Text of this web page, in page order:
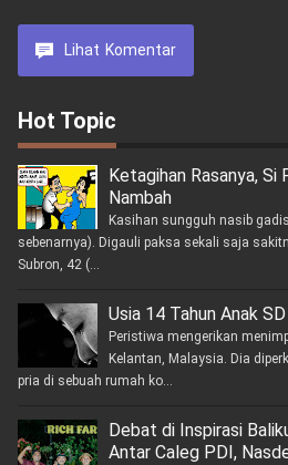
Lihat Komentar
Hot Topic
Ketagihan Rasanya,
Nambah
Kasihan sungguh nasib
sebenarnya). Digauli paksa sekali saja
Subron, 42 (...
Usia 14 Tahun Anak
Peristiwa mengerikan
Kelantan, Malaysia. Dia
pria di sebuah rumah ko...
Debat di Inspirasi
Antar Caleg PDI,